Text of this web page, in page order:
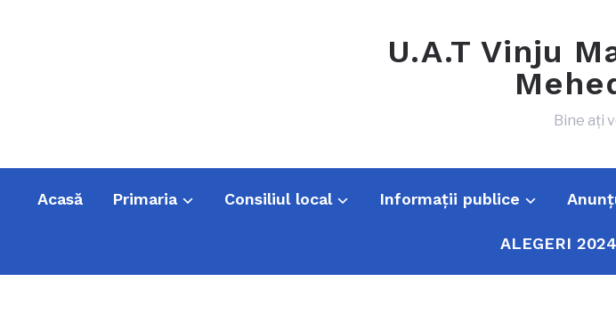
U.A.T Vinju
Bine ați
Acasă Primaria Consiliul local Informații publice
ALEGERI 2024